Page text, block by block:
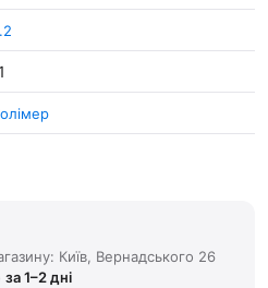
Київ, Вернадського 26
за 1–2 дні